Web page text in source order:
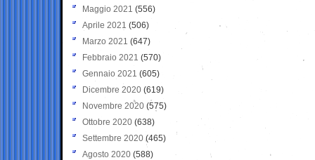
Maggio 2021 (556)
Aprile 2021 (506)
Marzo 2021 (647)
Febbraio 2021 (570)
Gennaio 2021 (605)
Dicembre 2020 (619)
Novembre 2020 (575)
Ottobre 2020 (638)
Settembre 2020(465)
Agosto 2020 (588)